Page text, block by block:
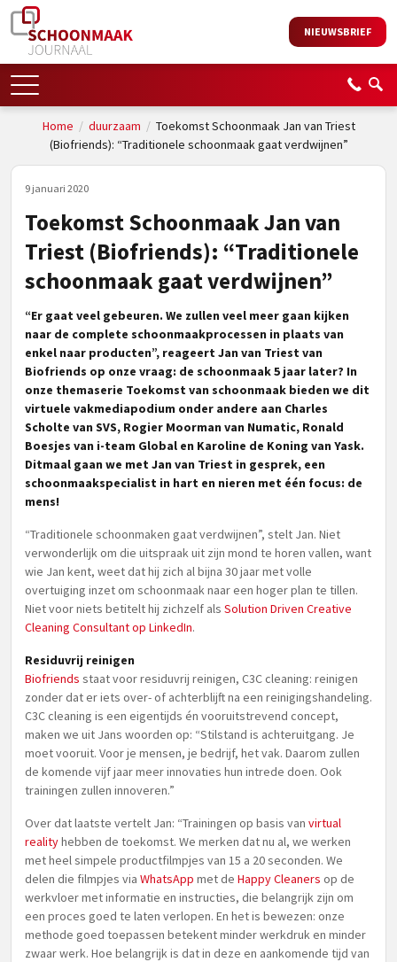
NIEUWSBRIEF
Home / duurzaam / Toekomst Schoonmaak Jan van Triest
(Biofriends): “Traditionele schoonmaak gaat verdwijnen”
9 januari 2020
Toekomst Schoonmaak Jan van
Triest (Biofriends): “Traditionele
schoonmaak gaat verdwijnen”
“Er gaat veel gebeuren. We zullen veel meer gaan kijken
naar de complete schoonmaakprocessen in plaats van
enkel naar producten”, reageert Jan van Triest van
Biofriends op onze vraag: de schoonmaak 5 jaar later? In
onze themaserie Toekomst van schoonmaak bieden we dit
virtuele vakmediapodium onder andere aan Charles
Scholte van SVS, Rogier Moorman van Numatic, Ronald
Boesjes van i-team Global en Karoline de Koning van Yask.
Ditmaal gaan we met Jan van Triest in gesprek, een
schoonmaakspecialist in hart en nieren met één focus: de
mens!
“Traditionele schoonmaken gaat verdwijnen”, stelt Jan. Niet
verwonderlijk om die uitspraak uit zijn mond te horen vallen, want
wie Jan kent, weet dat hij zich al bijna 30 jaar met volle
overtuiging inzet om schoonmaak naar een hoger plan te tillen.
Niet voor niets betitelt hij zichzelf als Solution Driven Creative
Cleaning Consultant op LinkedIn.
Residuvrij reinigen
Biofriends staat voor residuvrij reinigen, C3C cleaning: reinigen
zonder dat er iets over- of achterblijft na een reinigingshandeling.
C3C cleaning is een eigentijds én vooruitstrevend concept,
maken we uit Jans woorden op: “Stilstand is achteruitgang. Je
moet vooruit. Voor je mensen, je bedrijf, het vak. Daarom zullen
de komende vijf jaar meer innovaties hun intrede doen. Ook
trainingen zullen innoveren.”
Over dat laatste vertelt Jan: “Trainingen op basis van virtual
realityhebben de toekomst. We merken dat nu al, we werken
met heel simpele productfilmpjes van 15 a 20 seconden. We
delen die filmpjes via WhatsApp met de Happy Cleaners op de
werkvloer met informatie en instructies, die belangrijk zijn om
een proces goed te laten verlopen. En het is bewezen: onze
methode goed toepassen betekent minder werkdruk en minder
zwaar werk. Hoe belangrijk is dat in deze en aankomende tijd van